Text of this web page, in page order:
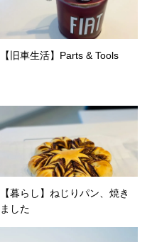
【旧車生活】Parts & Tools
【暮らし】ねじりパン、焼き
ました